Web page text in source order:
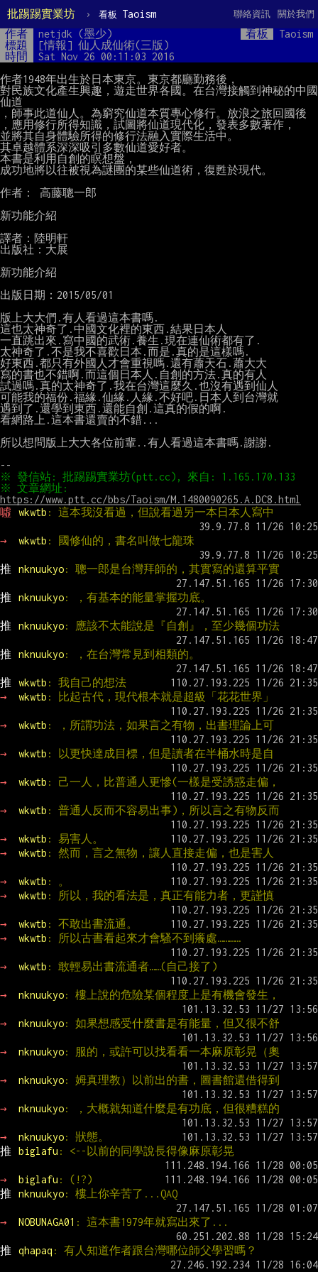
批踢踢實業坊 › 看板 Taoism 關於我們
聯絡資訊
作者 netjdk (墨少) 看板
Taoism
標題
[情報] 仙人成仙術(三版)
時間
Sat Nov 26 00:11:03 2016
作者1948年出生於日本東京。東京都廳勤務後，
對民族文化產生興趣，遊走世界各國。在台灣接觸到神秘的中國
仙道
，師事此道仙人。為窮究仙道本質專心修行。放浪之旅回國後
，應用修行所得知識，試圖將仙道現代化，發表多數著作，
並將其自身體驗所得的修行法融入實際生活中。
其卓越體系深深吸引多數仙道愛好者。
本書是利用自創的瞑想盤，
成功地將以往被視為謎團的某些仙道術，復甦於現代。
作者： 高藤聰一郎
新功能介紹
譯者：陸明軒
出版社：大展
新功能介紹
出版日期：2015/05/01
版上大大們.有人看過這本書嗎.
這也太神奇了.中國文化裡的東西.結果日本人
一直跳出來.寫中國的武術.養生.現在連仙術都有了.
太神奇了.不是我不喜歡日本.而是.真的是這樣嗎.
好東西.都只有外國人才會重視嗎.還有蕭天石.蕭大大
寫的書也不錯啊.而這個日本人.自創的方法.真的有人
試過嗎.真的太神奇了.我在台灣這麼久.也沒有遇到仙人
可能我的福份.福緣.仙緣.人緣.不好吧.日本人到台灣就
遇到了.還學到東西.還能自創.這真的假的啊.
看網路上.這本書還賣的不錯...
所以想問版上大大各位前輩..有人看過這本書嗎.謝謝.
https://www.ptt.cc/bbs/Taoism/M.1480090265.A.DC8.html
噓
wkwtb : 這本我沒看過，但說看過另一本日本人寫中
→ wkwtb : 國修仙的，書名叫做七龍珠
推 nknuukyo: 聰一郎是台灣拜師的，其實寫的還算平實
推 nknuukyo: ，有基本的能量掌握功底。
推 nknuukyo: 應該不太能說是『自創』，至少幾個功法
推 nknuukyo: ，在台灣常見到相類的。
推 wkwtb : 我自己的想法
→
wkwtb : 比起古代，現代根本就是超級「花花世界」
→ wkwtb : ，所謂功法，如果言之有物，出書理論上可
→ wkwtb : 以更快達成目標，但是讀者在半桶水時是自
→ wkwtb : 己一人，比普通人更慘(一樣是受誘惑走偏，
→ wkwtb : 普通人反而不容易出事)，所以言之有物反而
→ wkwtb : 易害人。
→
wkwtb : 然而，言之無物，讓人直接走偏，也是害人
→ wkwtb : 。
→
wkwtb : 所以，我的看法是，真正有能力者，更謹慎
→ wkwtb : 不敢出書流通。
→
wkwtb : 所以古書看起來才會騷不到癢處…………
→ wkwtb : 敢輕易出書流通者……(自己接了)
→ nknuukyo: 樓上說的危險某個程度上是有機會發生，
→ nknuukyo: 如果想感受什麼書是有能量，但又很不舒
→ nknuukyo: 服的，或許可以找看看一本麻原彰晃（奧
→ nknuukyo: 姆真理教）以前出的書，圖書館還借得到
→ nknuukyo: ，大概就知道什麼是有功底，但很糟糕的
→ nknuukyo: 狀態。
推
biglafu : <--以前的同學說長得像麻原彰晃
→ biglafu : (!?)
推
nknuukyo: 樓上你辛苦了...QAQ
→ NOBUNAGA01 : 這本書1979年就寫出來了...
推 qhapaq : 有人知道作者跟台灣哪位師父學習嗎？